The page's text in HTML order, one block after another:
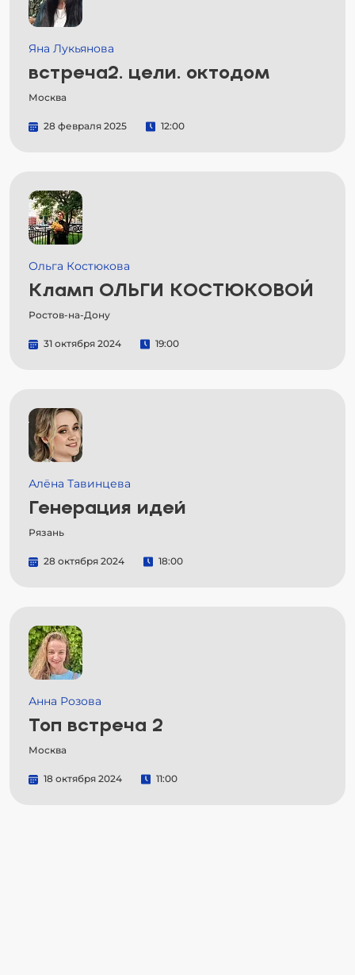
Яна Лукьянова
встреча2. цели. октодом
Москва
28 февраля 2025 12:00
Ольга Костюкова
Кламп ОЛЬГИ КОСТЮКОВОЙ
Ростов-на-Дону
31 октября 2024 19:00
Алёна Тавинцева
Генерация идей
Рязань
28 октября 2024 18:00
Анна Розова
Топ встреча 2
Москва
18 октября 2024 11:00